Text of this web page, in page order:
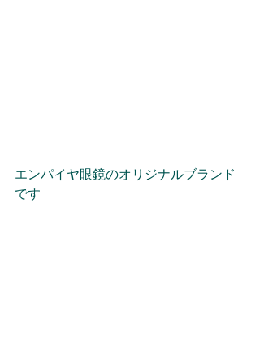
エンパイヤ眼鏡のオリジナルブランド
です